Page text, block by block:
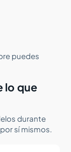
puedes
lo que
durante
sí mismos.